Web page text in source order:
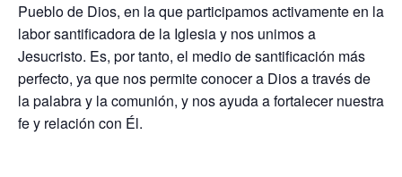
Pueblo de Dios, en la que participamos activamente en la
labor santificadora de la Iglesia y nos unimos a
Jesucristo. Es, por tanto, el medio de santificación más
perfecto, ya que nos permite conocer a Dios a través de
la palabra y la comunión, y nos ayuda a fortalecer nuestra
fe y relación con Él.